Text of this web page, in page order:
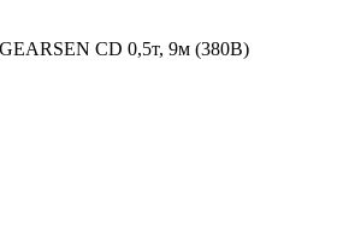
GEARSEN CD 0,5т, 9м (380В)